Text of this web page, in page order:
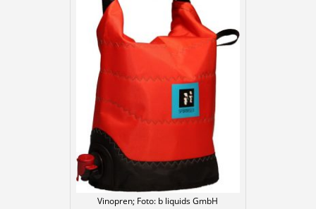
Vinopren; Foto: b liquids GmbH